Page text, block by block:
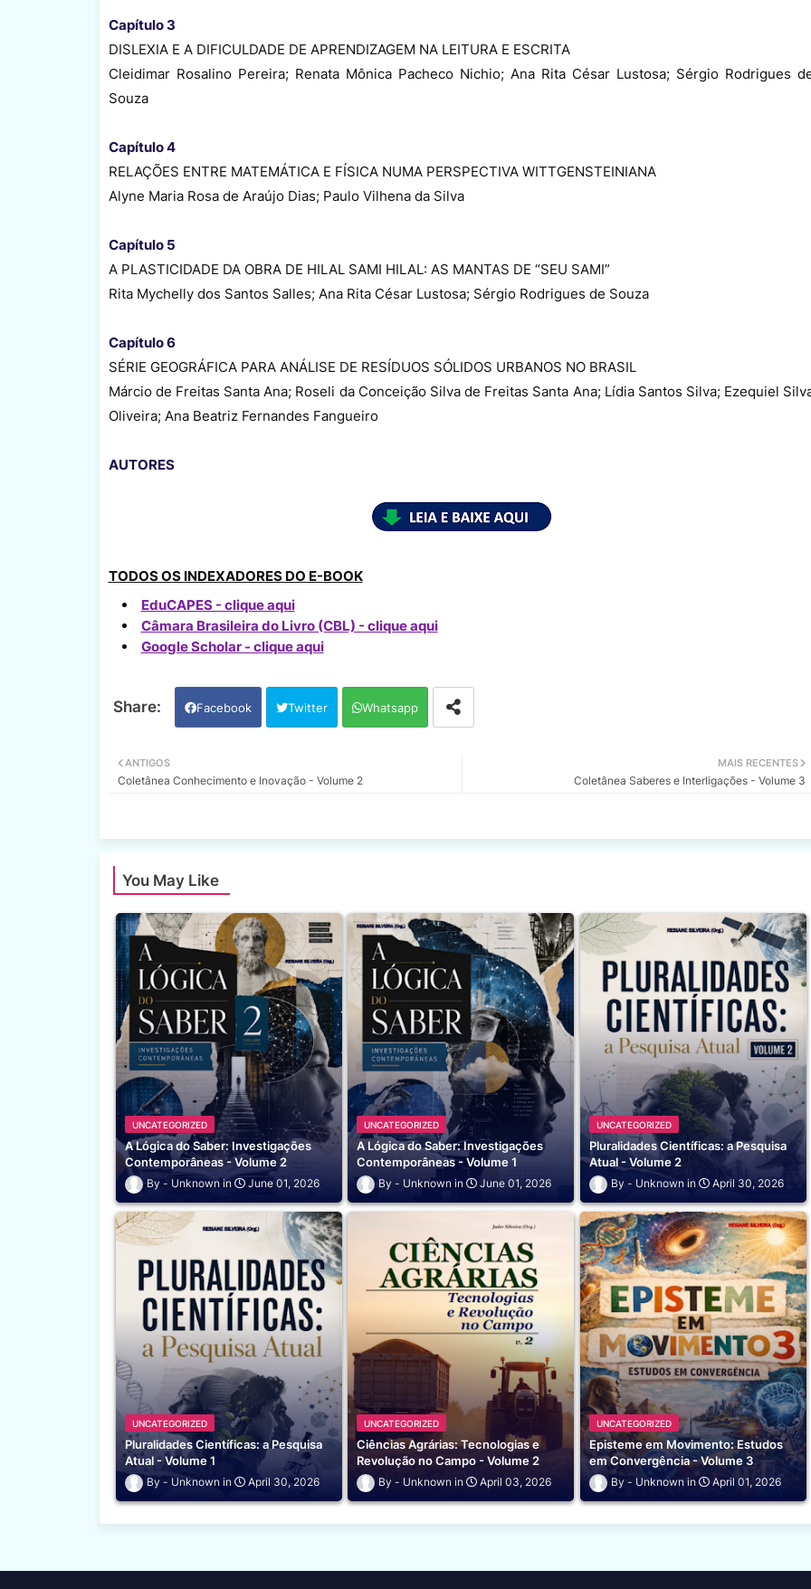
Capítulo 3
DISLEXIA E A DIFICULDADE DE APRENDIZAGEM NA LEITURA E ESCRITA
Cleidimar Rosalino Pereira; Renata Mônica Pacheco Nichio; Ana Rita César Lustosa; Sérgio Rodrigues
Souza
Capítulo 4
RELAÇÕES ENTRE MATEMÁTICA E FÍSICA NUMA PERSPECTIVA WITTGENSTEINIANA
Alyne Maria Rosa de Araújo Dias; Paulo Vilhena da Silva
Capítulo 5
A PLASTICIDADE DA OBRA DE HILAL SAMI HILAL: AS MANTAS DE “SEU SAMI”
Rita Mychelly dos Santos Salles; Ana Rita César Lustosa; Sérgio Rodrigues de Souza
Capítulo 6
SÉRIE GEOGRÁFICA PARA ANÁLISE DE RESÍDUOS SÓLIDOS URBANOS NO BRASIL
Márcio de Freitas Santa Ana; Roseli da Conceição Silva de Freitas Santa Ana; Lídia Santos Silva; Ezequiel
Oliveira; Ana Beatriz Fernandes Fangueiro
AUTORES
TODOS OS INDEXADORES DO E-BOOK
EduCAPES - clique aqui
Câmara Brasileira do Livro (CBL) - clique aqui
Google Scholar - clique aqui
Facebook Twitter Whatsapp
MAIS RECENTES
Coletânea Saberes e Interligações - Volume 3
ANTIGOS
Coletânea Conhecimento e Inovação - Volume 2
You May Like
UNCATEGORIZED
A Lógica do Saber: Investigações
Contemporâneas - Volume 2
Unknown June 01, 2026
UNCATEGORIZED
A Lógica do Saber: Investigações
Contemporâneas - Volume 1
Unknown June 01, 2026
UNCATEGORIZED
Pluralidades Científicas: a Pesquisa
Atual - Volume 2
Unknown April 30, 2026
UNCATEGORIZED
Pluralidades Científicas: a Pesquisa
Atual - Volume 1
Unknown April 30, 2026
UNCATEGORIZED
Ciências Agrárias: Tecnologias e
Revolução no Campo - Volume 2
Unknown April 03, 2026
UNCATEGORIZED
Episteme em Movimento: Estudos
em Convergência - Volume 3
Unknown April 01, 2026